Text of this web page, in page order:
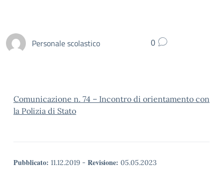
Personale scolastico 0
Comunicazione n. 74 – Incontro di orientamento con
la Polizia di Stato
Pubblicato: 11.12.2019 - Revisione: 05.05.2023